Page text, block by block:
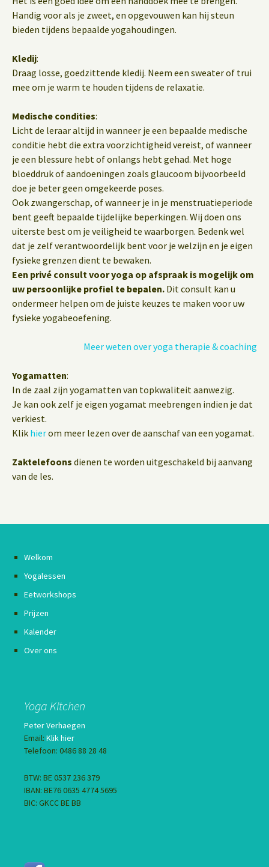
Handig voor als je zweet, en opgevouwen kan hij steun
bieden tijdens bepaalde yogahoudingen.
Kledij:
Draag losse, goedzittende kledij. Neem een sweater of trui
mee om je warm te houden tijdens de relaxatie.
Medische condities:
Licht de leraar altijd in wanneer je een bepaalde medische
conditie hebt die extra voorzichtigheid vereist, of wanneer
je een blessure hebt of onlangs hebt gehad. Met hoge
bloeddruk of aandoeningen zoals glaucoom bijvoorbeeld
doe je beter geen omgekeerde poses.
Ook zwangerschap, of wanneer je in je menstruatieperiode
bent geeft bepaalde tijdelijke beperkingen. Wij doen ons
uiterste best om je veiligheid te waarborgen. Bedenk wel
dat je zelf verantwoordelijk bent voor je welzijn en je eigen
fysieke grenzen dient te bewaken.
Een privé consult voor yoga op afspraak is mogelijk om
uw persoonlijke profiel te bepalen. Dit consult kan u
ondermeer helpen om de juiste keuzes te maken voor uw
fysieke yogabeoefening.
Meer weten over yoga therapie & coaching
Yogamatten:
In de zaal zijn yogamatten van topkwaliteit aanwezig.
Je kan ook zelf je eigen yogamat meebrengen indien je dat
verkiest.
Klik hierom meer lezen over de aanschaf van een yogamat.
Zaktelefoons dienen te worden uitgeschakeld bij aanvang
van de les.
Welkom
Yogalessen
Eetworkshops
Prijzen
Kalender
Over ons
Yoga Kitchen
Peter Verhaegen
Email: Klik hier
Telefoon: 0486 88 28 48
BTW: BE 0537 236 379
IBAN: BE76 0635 4774 5695
BIC: GKCC BE BB